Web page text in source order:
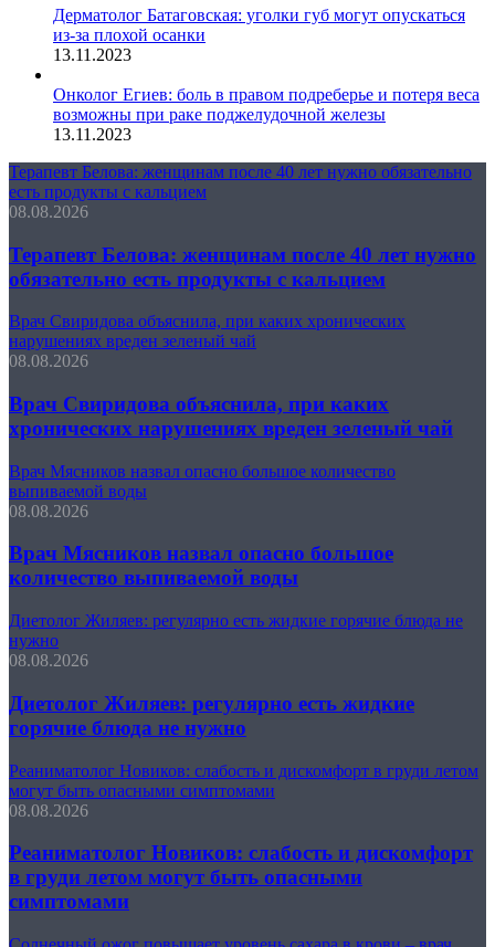
Дерматолог Батаговская: уголки губ могут опускаться
из-за плохой осанки
13.11.2023
Онколог Егиев: боль в правом подреберье и потеря веса
возможны при раке поджелудочной железы
13.11.2023
Терапевт Белова: женщинам после 40 лет нужно обязательно
есть продукты с кальцием
08.08.2026
Терапевт Белова: женщинам после 40 лет нужно
обязательно есть продукты с кальцием
Врач Свиридова объяснила, при каких хронических
нарушениях вреден зеленый чай
08.08.2026
Врач Свиридова объяснила, при каких
хронических нарушениях вреден зеленый чай
Врач Мясников назвал опасно большое количество
выпиваемой воды
08.08.2026
Врач Мясников назвал опасно большое
количество выпиваемой воды
Диетолог Жиляев: регулярно есть жидкие горячие блюда не
нужно
08.08.2026
Диетолог Жиляев: регулярно есть жидкие
горячие блюда не нужно
Реаниматолог Новиков: слабость и дискомфорт в груди летом
могут быть опасными симптомами
08.08.2026
Реаниматолог Новиков: слабость и дискомфорт
в груди летом могут быть опасными
симптомами